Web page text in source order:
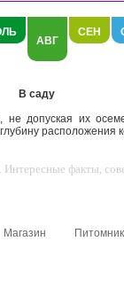
АВГ
СЕН
В саду
, не допуская их
расположения
факты,
Магазин